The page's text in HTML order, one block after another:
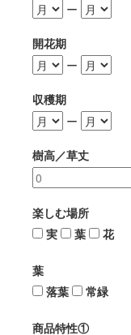
ー
開花期
ー
収穫期
ー
樹高／草丈
楽しむ場所
実
葉 花
葉
落葉
常緑
商品特性①